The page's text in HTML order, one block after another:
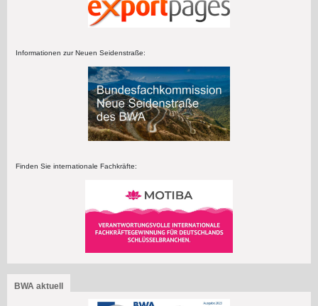
Informationen zur Neuen Seidenstraße:
Finden Sie internationale Fachkräfte:
BWA aktuell